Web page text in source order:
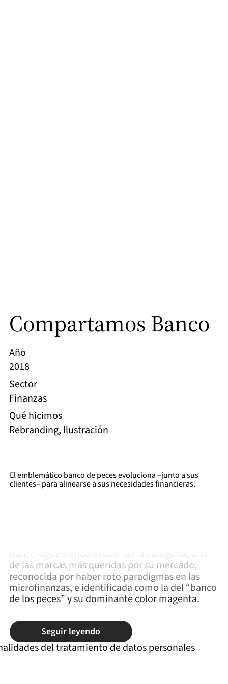
Compartamos Banco
Año
2018
Sector
Finanzas
Qué hicimos
Rebranding, Ilustración
El emblemático banco de peces evoluciona –junto a sus
clientes– para alinearse a sus necesidades financieras.
Banco sigue siendo el líder de la categoría, una
de las marcas más queridas por su mercado,
reconocida por haber roto paradigmas en las
microfinanzas, e identificada como la del “banco
de los peces” y su dominante color magenta.
Seguir leyendo
del tratamiento de datos personales